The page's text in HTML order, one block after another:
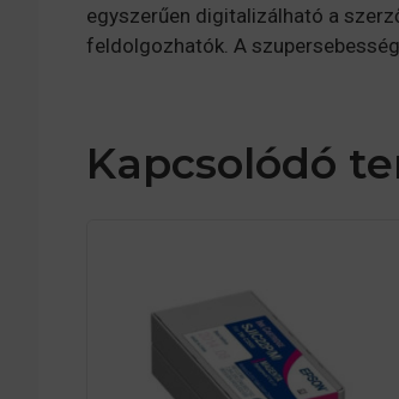
egyszerűen digitalizálható a
feldolgozhatók. A
Kapcsolódó